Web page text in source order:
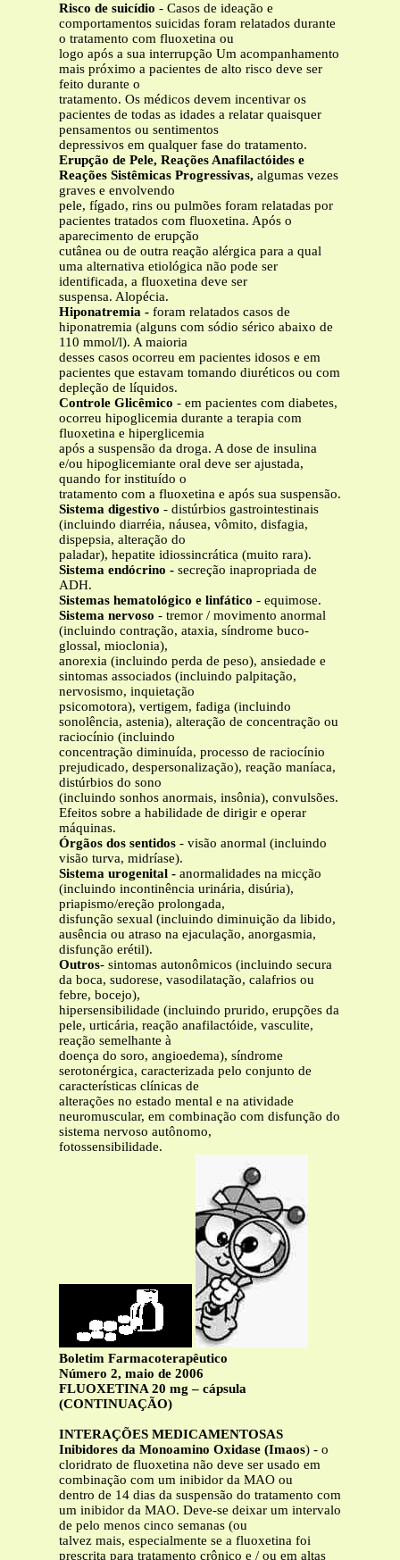
Risco de suicídio - Casos de ideação e
comportamentos suicidas foram relatados durante
o tratamento com fluoxetina ou
logo após a sua interrupção Um acompanhamento
mais próximo a pacientes de alto risco deve ser
feito durante o
tratamento. Os médicos devem incentivar os
pacientes de todas as idades a relatar quaisquer
pensamentos ou sentimentos
depressivos em qualquer fase do tratamento.
Erupção de Pele, Reações Anafilactóides e
Reações Sistêmicas Progressivas, algumas vezes
graves e envolvendo
pele, fígado, rins ou pulmões foram relatadas por
pacientes tratados com fluoxetina. Após o
aparecimento de erupção
cutânea ou de outra reação alérgica para a qual
uma alternativa etiológica não pode ser
identificada, a fluoxetina deve ser
suspensa. Alopécia.
Hiponatremia - foram relatados casos de
hiponatremia (alguns com sódio sérico abaixo de
110 mmol/l). A maioria
desses casos ocorreu em pacientes idosos e em
pacientes que estavam tomando diuréticos ou com
depleção de líquidos.
Controle Glicêmico - em pacientes com diabetes,
ocorreu hipoglicemia durante a terapia com
fluoxetina e hiperglicemia
após a suspensão da droga. A dose de insulina
e/ou hipoglicemiante oral deve ser ajustada,
quando for instituído o
tratamento com a fluoxetina e após sua suspensão.
Sistema digestivo - distúrbios gastrointestinais
(incluindo diarréia, náusea, vômito, disfagia,
dispepsia, alteração do
paladar), hepatite idiossincrática (muito rara).
Sistema endócrino - secreção inapropriada de
ADH.
Sistemas hematológico e linfático - equimose.
Sistema nervoso - tremor / movimento anormal
(incluindo contração, ataxia, síndrome buco-
glossal, mioclonia),
anorexia (incluindo perda de peso), ansiedade e
sintomas associados (incluindo palpitação,
nervosismo, inquietação
psicomotora), vertigem, fadiga (incluindo
sonolência, astenia), alteração de concentração ou
raciocínio (incluindo
concentração diminuída, processo de raciocínio
prejudicado, despersonalização), reação maníaca,
distúrbios do sono
(incluindo sonhos anormais, insônia), convulsões.
Efeitos sobre a habilidade de dirigir e operar
máquinas.
Órgãos dos sentidos - visão anormal (incluindo
visão turva, midríase).
Sistema urogenital - anormalidades na micção
(incluindo incontinência urinária, disúria),
priapismo/ereção prolongada,
disfunção sexual (incluindo diminuição da libido,
ausência ou atraso na ejaculação, anorgasmia,
disfunção erétil).
Outros- sintomas autonômicos (incluindo secura
da boca, sudorese, vasodilatação, calafrios ou
febre, bocejo),
hipersensibilidade (incluindo prurido, erupções da
pele, urticária, reação anafilactóide, vasculite,
reação semelhante à
doença do soro, angioedema), síndrome
serotonérgica, caracterizada pelo conjunto de
características clínicas de
alterações no estado mental e na atividade
neuromuscular, em combinação com disfunção do
sistema nervoso autônomo,
fotossensibilidade.
Boletim Farmacoterapêutico
Número 2, maio de 2006
FLUOXETINA 20 mg – cápsula
(CONTINUAÇÃO)
INTERAÇÕES MEDICAMENTOSAS
Inibidores da Monoamino Oxidase (Imaos) - o
cloridrato de fluoxetina não deve ser usado em
combinação com um inibidor da MAO ou
dentro de 14 dias da suspensão do tratamento com
um inibidor da MAO. Deve-se deixar um intervalo
de pelo menos cinco semanas (ou
talvez mais, especialmente se a fluoxetina foi
prescrita para tratamento crônico e / ou em altas